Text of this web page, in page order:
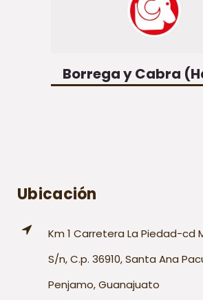
Borrega y Cabra
Ubicación
Km 1 Carretera La Piedad-cd
S/n, C.p. 36910, Santa Ana
Penjamo, Guanajuato